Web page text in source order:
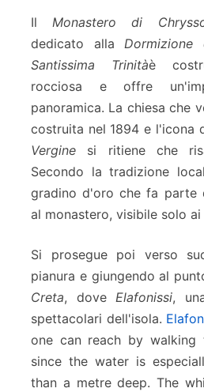
Il Monastero di
dedicato alla Dormizione
Santissima Trinitàè
rocciosa e offre
panoramica. La chiesa che
costruita nel 1894 e l'icona
Vergine si ritiene che
Secondo la tradizione
gradino d'oro che fa parte
al monastero, visibile solo
Si prosegue poi verso
pianura e giungendo al
Creta, dove Elafonissi,
spettacolari dell'isola.
one can reach by walking
since the water is
than a metre deep. The